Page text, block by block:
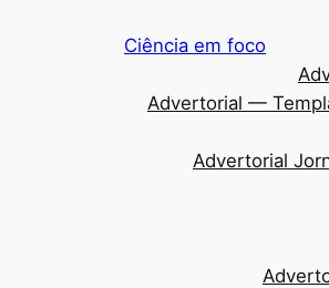
Ciência em foco
Advertorial —
Advertorial